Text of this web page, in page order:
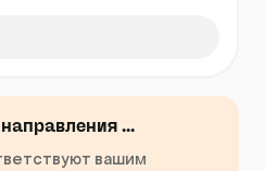
...
вашим